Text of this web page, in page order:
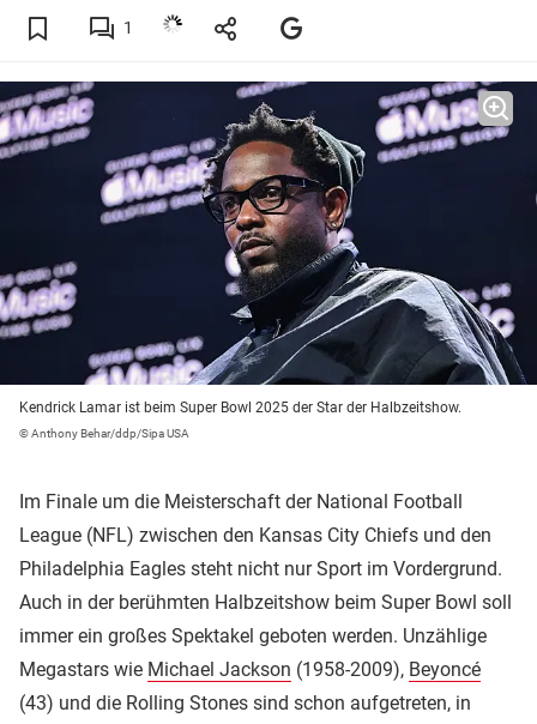
1
Kendrick Lamar ist beim Super Bowl 2025 der Star der Halbzeitshow.
© Anthony Behar/ddp/Sipa USA
Im Finale um die Meisterschaft der National Football
League (NFL) zwischen den Kansas City Chiefs und den
Philadelphia Eagles steht nicht nur Sport im Vordergrund.
Auch in der berühmten Halbzeitshow beim Super Bowl soll
immer ein großes Spektakel geboten werden. Unzählige
Megastars wie Michael Jackson (1958-2009), Beyoncé
(43) und die Rolling Stones sind schon aufgetreten, in